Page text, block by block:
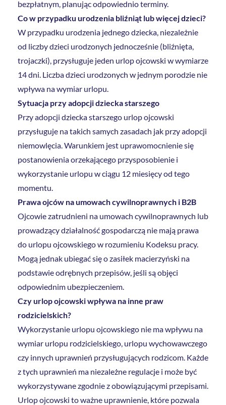
bezpłatnym, planując odpowiednio terminy.
Co w przypadku urodzenia bliźniąt lub więcej dzieci?
W przypadku urodzenia jednego dziecka, niezależnie
od liczby dzieci urodzonych jednocześnie (bliźnięta,
trojaczki), przysługuje jeden urlop ojcowski w wymiarze
14 dni. Liczba dzieci urodzonych w jednym porodzie nie
wpływa na wymiar urlopu.
Sytuacja przy adopcji dziecka starszego
Przy adopcji dziecka starszego urlop ojcowski
przysługuje na takich samych zasadach jak przy adopcji
niemowlęcia. Warunkiem jest uprawomocnienie się
postanowienia orzekającego przysposobienie i
wykorzystanie urlopu w ciągu 12 miesięcy od tego
momentu.
Prawa ojców na umowach cywilnoprawnych i B2B
Ojcowie zatrudnieni na umowach cywilnoprawnych lub
prowadzący działalność gospodarczą nie mają prawa
do urlopu ojcowskiego w rozumieniu Kodeksu pracy.
Mogą jednak ubiegać się o zasiłek macierzyński na
podstawie odrębnych przepisów, jeśli są objęci
odpowiednim ubezpieczeniem.
Czy urlop ojcowski wpływa na inne praw
rodzicielskich?
Wykorzystanie urlopu ojcowskiego nie ma wpływu na
wymiar urlopu rodzicielskiego, urlopu wychowawczego
czy innych uprawnień przysługujących rodzicom. Każde
z tych uprawnień ma niezależne regulacje i może być
wykorzystywane zgodnie z obowiązującymi przepisami.
Urlop ojcowski to ważne uprawnienie, które pozwala